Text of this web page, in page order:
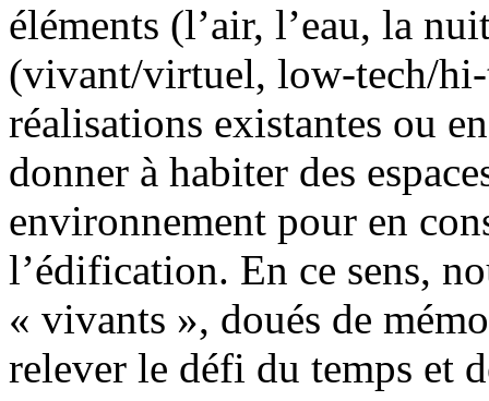
éléments (l’air, l’eau, la
(vivant/virtuel, low-tech/
réalisations existantes ou
donner à habiter des
environnement pour en
l’édification. En ce sens,
« vivants », doués de
relever le défi du temps et